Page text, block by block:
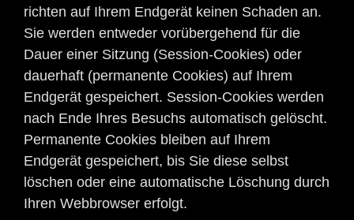
richten auf Ihrem Endgerät keinen Schaden an.
Sie werden entweder vorübergehend für die
Dauer einer Sitzung (Session-Cookies) oder
dauerhaft (permanente Cookies) auf Ihrem
Endgerät gespeichert. Session-Cookies werden
nach Ende Ihres Besuchs automatisch gelöscht.
Permanente Cookies bleiben auf Ihrem
Endgerät gespeichert, bis Sie diese selbst
löschen oder eine automatische Löschung durch
Ihren Webbrowser erfolgt.